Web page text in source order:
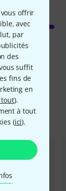
vous offrir
avec
par
des
suffit
fins de
en
).
à tout
(ici).